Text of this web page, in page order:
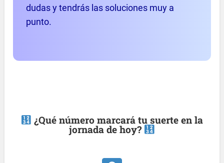
dudas y tendrás las soluciones muy a
punto.
¿Qué número marcará tu suerte en la
jornada de hoy?